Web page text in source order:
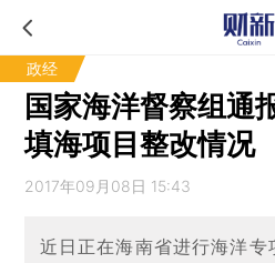
政经
国家海洋督察组通
填海项目整改情况
2017年09月08日 15:43
近日正在海南省进行海洋专